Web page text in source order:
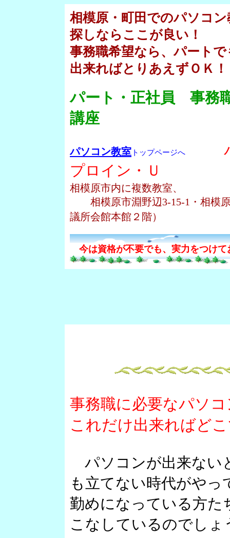
相模原・町田でのパソコ
探しならここが良い！
事務職希望なら、パート
出来ればとりあえずＯＫ！
パート・正社員 事務
講座
パソコン教室 トップページへ
プロイン・Ｕ
相模原市内に複数教室、
相模原市淵野辺3-15-1・相模
議所会館本館２階）
今は資格が不要でも、実力をつけて
事務職に必要なパソ
これだけ出来ればど
パソコンが出来ない
も立てない時代がや
勤めになっている方た
こなしているのでしょ